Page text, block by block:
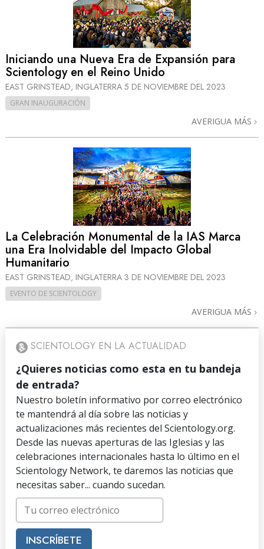
Iniciando una Nueva Era de Expansión para
Scientology en el Reino Unido
EAST GRINSTEAD, INGLATERRA 5 DE NOVIEMBRE DEL 2023
GRAN INAUGURACIÓN
AVERIGUA MÁS
La Celebración Monumental de la IAS Marca
una Era Inolvidable del Impacto Global
Humanitario
EAST GRINSTEAD, INGLATERRA 3 DE NOVIEMBRE DEL 2023
EVENTO DE SCIENTOLOGY
AVERIGUA MÁS
SCIENTOLOGY EN LA ACTUALIDAD
¿Quieres noticias como esta en tu bandeja
de entrada?
Nuestro boletín informativo por correo electrónico
te mantendrá al día sobre las noticias y
actualizaciones más recientes del Scientology.org.
Desde las nuevas aperturas de las Iglesias y las
celebraciones internacionales hasta lo último en el
Scientology Network, te daremos las noticias que
necesitas saber... cuando sucedan.
INSCRÍBETE